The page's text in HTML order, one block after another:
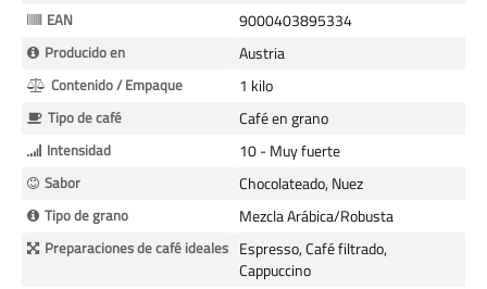
EAN 9000403895334
Producido en Austria
Contenido / Empaque 1 kilo
Tipo de café Café en grano
Intensidad 10 - Muy fuerte
Sabor Chocolateado, Nuez
Tipo de grano Mezcla Arábica/Robusta
Preparaciones de café ideales Espresso, Café filtrado,
Cappuccino